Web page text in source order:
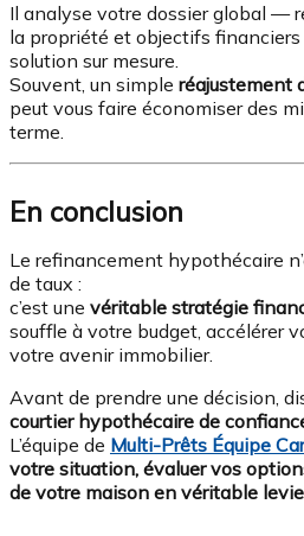
Il analyse votre dossier global —
la propriété et objectifs
solution sur mesure.
Souvent, un simple réajustement
peut vous faire économiser des
terme.
En conclusion
Le refinancement hypothécaire
de taux :
c’est une véritable stratégie
souffle à votre budget, accélérer
votre avenir immobilier.
Avant de prendre une décision,
courtier hypothécaire de
L’équipe de Multi-Prêts Équipe
votre situation, évaluer vos
de votre maison en véritable